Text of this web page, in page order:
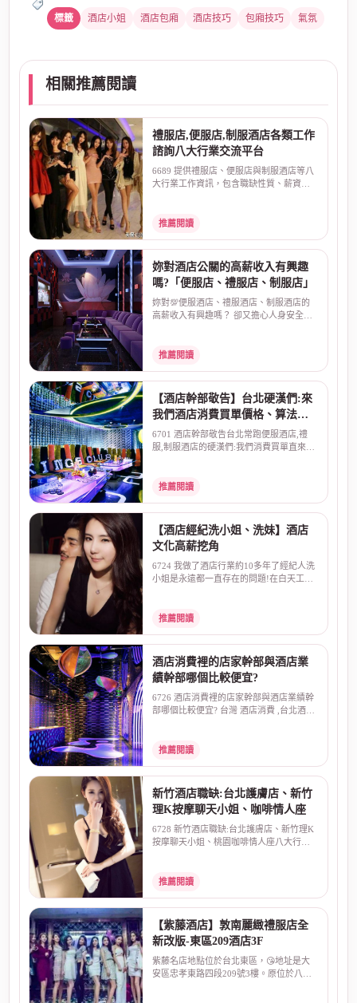
酒店小姐 酒店包廂 酒店技巧 包廂技巧 氣氛
相關推薦閱讀
禮服店,便服店,制服酒店各類工作
諮詢八大行業交流平台
6689 提供禮服店、便服店與制服酒店等八
大行業工作資訊，包含職缺性質、薪資算
推薦閱讀
妳對酒店公關的高薪收入有興趣
嗎?「便服店、禮服店、制服店」
妳對💯便服酒店、禮服酒店、制服酒店的
高薪收入有興趣嗎？ 卻又擔心人身安全、
推薦閱讀
【酒店幹部敬告】台北硬漢們:來
我們酒店消費買單價格、算法直
來直往:不囉嗦!
6701 酒店幹部敬告台北常跑便服酒店,禮
服,制服酒店的硬漢們:我們消費買單直來直
推薦閱讀
【酒店經紀洗小姐、洗妹】酒店
文化高薪挖角
6724 我做了酒店行業約10多年了經紀人洗
小姐是永遠都一直存在的問題!在白天工作
推薦閱讀
酒店消費裡的店家幹部與酒店業
績幹部哪個比較便宜?
6726 酒店消費裡的店家幹部與酒店業績幹
部哪個比較便宜? 台灣 酒店消費 ,台北酒店
推薦閱讀
新竹酒店職缺:台北護膚店、新竹
理K按摩聊天小姐、咖啡情人座
6728 新竹酒店職缺:台北護膚店、新竹理K
按摩聊天小姐、桃園咖啡情人座八大行
推薦閱讀
【紫藤酒店】敦南麗緻禮服店全
新改版-東區209酒店3F
紫藤名店地點位於台北東區，😘地址是大
安區忠孝東路四段209號3樓。原位於八德